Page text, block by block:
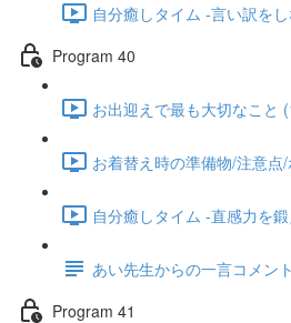
自分癒しタイム -言い訳を
Program 40
お出迎えで最も大切なこと
お着替え時の準備物/注意
自分癒しタイム -直感力を
あい先生からの一言コメン
Program 41